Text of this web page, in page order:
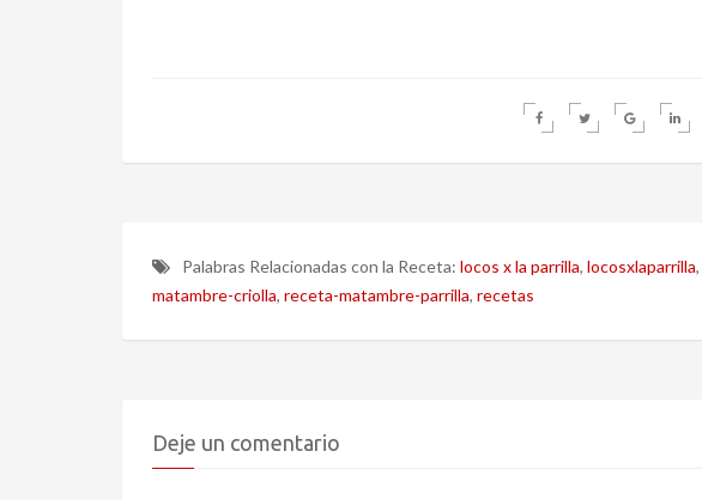
Palabras Relacionadas con la Receta: locos x la parrilla, locosxlaparrilla,
matambre-criolla, receta-matambre-parrilla, recetas
Deje un comentario